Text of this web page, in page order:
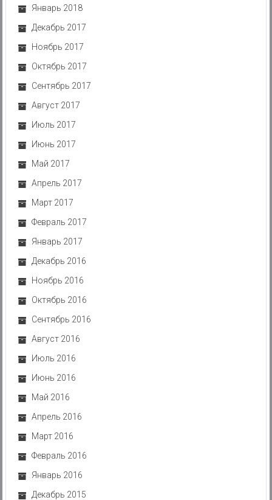
Январь 2018
Декабрь 2017
Ноябрь 2017
Октябрь 2017
Сентябрь 2017
Август 2017
Июль 2017
Июнь 2017
Май 2017
Апрель 2017
Март 2017
Февраль 2017
Январь 2017
Декабрь 2016
Ноябрь 2016
Октябрь 2016
Сентябрь 2016
Август 2016
Июль 2016
Июнь 2016
Май 2016
Апрель 2016
Март 2016
Февраль 2016
Январь 2016
Декабрь 2015